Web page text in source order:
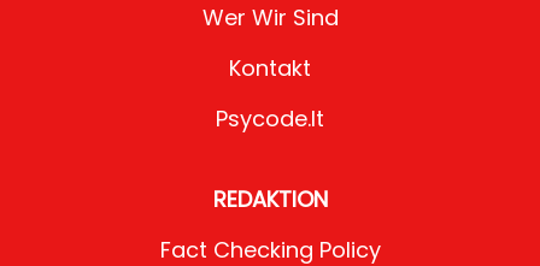
Wer Wir Sind
Kontakt
Psycode.it
REDAKTION
Fact Checking Policy